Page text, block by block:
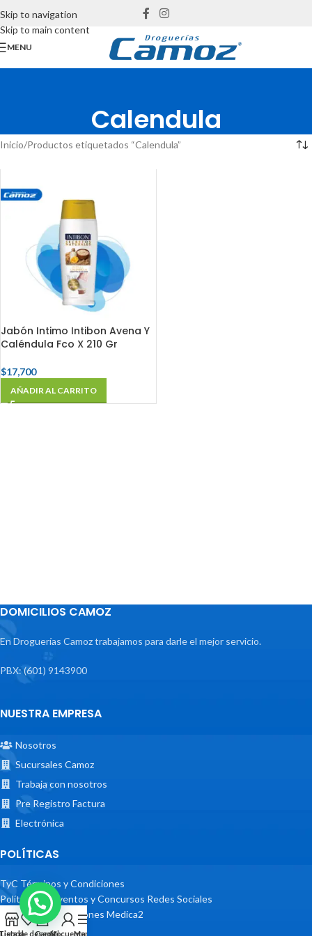
Skip to navigation
Skip to main content
MENU
Calendula
Inicio Productos etiquetados “Calendula”
Jabón Intimo Intibon Avena Y
Caléndula Fco X 210 Gr
$17,700
AÑADIR AL CARRITO
DOMICILIOS CAMOZ
En Droguerías Camoz trabajamos para darle el mejor servicio.
PBX: (601) 9143900
NUESTRA EMPRESA
Nosotros
Sucursales Camoz
Trabaja con nosotros
Pre Registro Factura
Electrónica
POLÍTICAS
TyC Términos y Condiciones
Políticas de Eventos y Concursos Redes Sociales
Términos y Condiciones Medica2
Lista de deseos
CarritoMi cuenta
Menu